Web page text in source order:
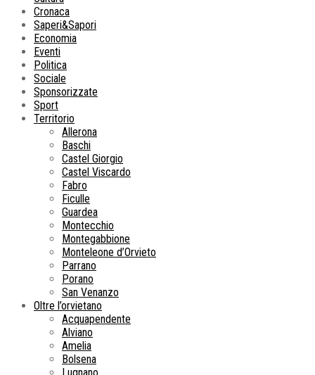
Cronaca
Saperi&Sapori
Economia
Eventi
Politica
Sociale
Sponsorizzate
Sport
Territorio
Allerona
Baschi
Castel Giorgio
Castel Viscardo
Fabro
Ficulle
Guardea
Montecchio
Montegabbione
Monteleone d’Orvieto
Parrano
Porano
San Venanzo
Oltre l’orvietano
Acquapendente
Alviano
Amelia
Bolsena